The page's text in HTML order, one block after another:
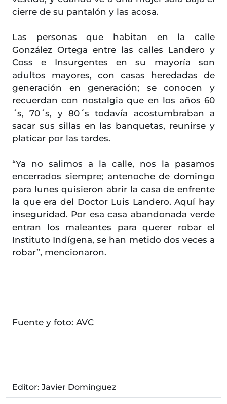
cierre de su pantalón y las acosa.
Las personas que habitan en la calle
González Ortega entre las calles Landero y
Coss e Insurgentes en su mayoría son
adultos mayores, con casas heredadas de
generación en generación; se conocen y
recuerdan con nostalgia que en los años 60
´s, 70´s, y 80´s todavía acostumbraban a
sacar sus sillas en las banquetas, reunirse y
platicar por las tardes.
“Ya no salimos a la calle, nos la pasamos
encerrados siempre; antenoche de domingo
para lunes quisieron abrir la casa de enfrente
la que era del Doctor Luis Landero. Aquí hay
inseguridad. Por esa casa abandonada verde
entran los maleantes para querer robar el
Instituto Indígena, se han metido dos veces a
robar”, mencionaron.
Fuente y foto: AVC
Editor: Javier Domínguez